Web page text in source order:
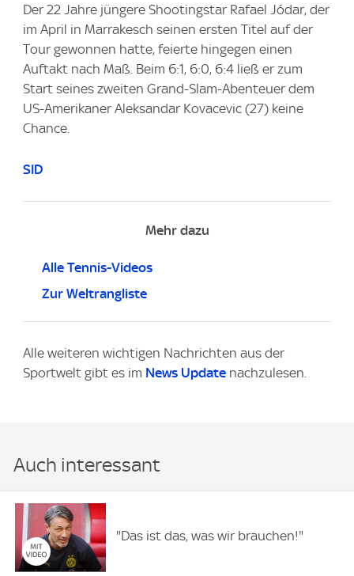
Der 22 Jahre jüngere Shootingstar Rafael Jódar, der
im April in Marrakesch seinen ersten Titel auf der
Tour gewonnen hatte, feierte hingegen einen
Auftakt nach Maß. Beim 6:1, 6:0, 6:4 ließ er zum
Start seines zweiten Grand-Slam-Abenteuer dem
US-Amerikaner Aleksandar Kovacevic (27) keine
Chance.
SID
Mehr dazu
Alle Tennis-Videos
Zur Weltrangliste
Alle weiteren wichtigen Nachrichten aus der
Sportwelt gibt es im News Update nachzulesen.
Auch interessant
"Das ist das, was wir brauchen!"